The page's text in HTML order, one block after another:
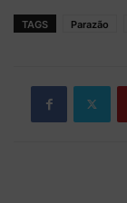
TAGS Parazão